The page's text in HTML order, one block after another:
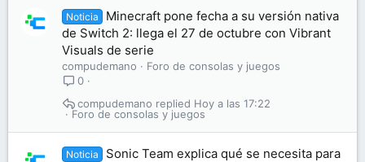
Noticia
Minecraft pone fecha a su versión nativa
de Switch 2: llega el 27 de octubre con Vibrant
Visuals de serie
compudemano
Foro de consolas y juegos
0
Foro de consolas y juegos
Hoy a las 17:22
compudemano
Noticia
Sonic Team explica qué se necesita para